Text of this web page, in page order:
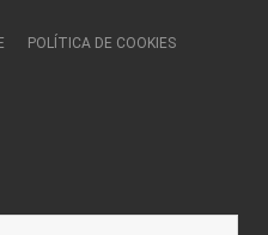
POLÍTICA DE COOKIES